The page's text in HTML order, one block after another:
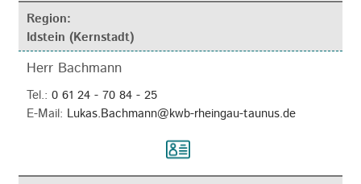
Region:
Idstein (Kernstadt)
Herr Bachmann
Tel.: 0 61 24 - 70 84 - 25
E-Mail: Lukas.Bachmann@kwb-rheingau-taunus.de